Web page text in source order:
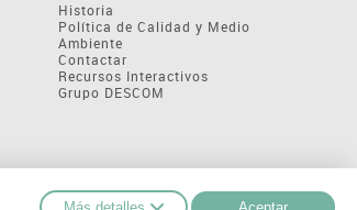
Historia
Política de Calidad y Medio
Ambiente
Contactar
Recursos Interactivos
Grupo DESCOM
Más detalles Aceptar